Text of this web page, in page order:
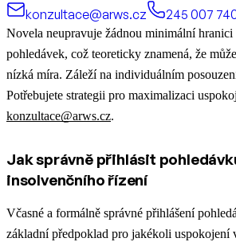
konzultace@arws.cz
245 007
Novela neupravuje žádnou minimální
pohledávek, což teoreticky znamená, že
nízká míra. Záleží na individuálním
Potřebujete strategii pro maximalizaci
konzultace@arws.cz.
Jak správně přihlásit
insolvenčního řízení
Včasné a formálně správné přihlášení
základní předpoklad pro jakékoli uspokojení